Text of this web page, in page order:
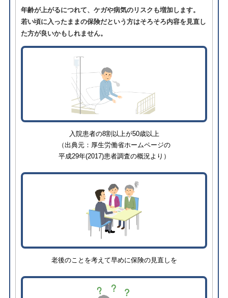
年齢が上がるにつれて、ケガや病気のリスクも増加します。
若い頃に入ったままの保険だという方はそろそろ内容を見直し
た方が良いかもしれません。
⼊院患者の8割以上が50歳以上
（出典元：厚生労働省ホームページの
平成29年(2017)患者調査の概況より）
老後のことを考えて早めに保険の見直しを